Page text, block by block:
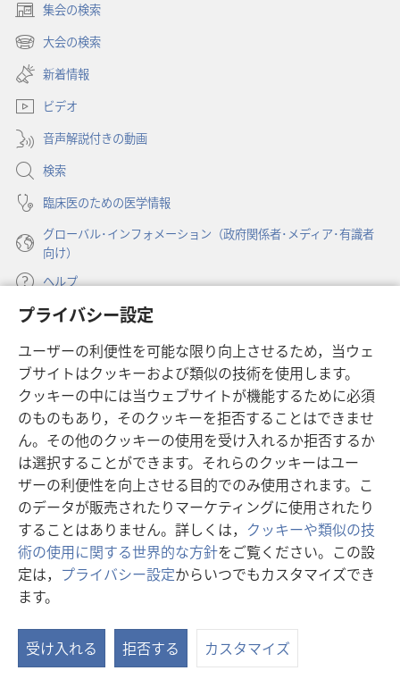
プライバシー設定
ユーザーの利便性を可能な限り向上させるため，当ウェ
ブサイトはクッキーおよび類似の技術を使用します。
クッキーの中には当ウェブサイトが機能するために必須
のものもあり，そのクッキーを拒否することはできませ
ん。その他のクッキーの使用を受け入れるか拒否するか
は選択することができます。それらのクッキーはユー
ザーの利便性を向上させる目的でのみ使用されます。こ
のデータが販売されたりマーケティングに使用されたり
することはありません。詳しくは， クッキーや類似の技
術の使用に関する世界的な方針をご覧ください。この設
定は， プライバシー設定からいつでもカスタマイズでき
ます。
受け入れる 拒否する カスタマイズ
か
か
集会の検索
（新
し
タ
で
開
く）
大会の検索
（新
し
い
タ
ブ
で
開
く）
新着情報
ビデオ
音声解説付きの動画
検索
臨床医のための医学情報
グローバル･インフォメーション（政府関係者･メディア･有識者
向け）
ヘルプ
寄付
し
い
タ
ブ
で
開
く）
ものみの塔 オンライン・ライブラリー
（新
し
い
タ
ブ
で
開
く）
JW Hub ®
（新
し
い
タ
ブ
で
開
く）
JW Library
Watchtower Library®
Copyright
利用規約